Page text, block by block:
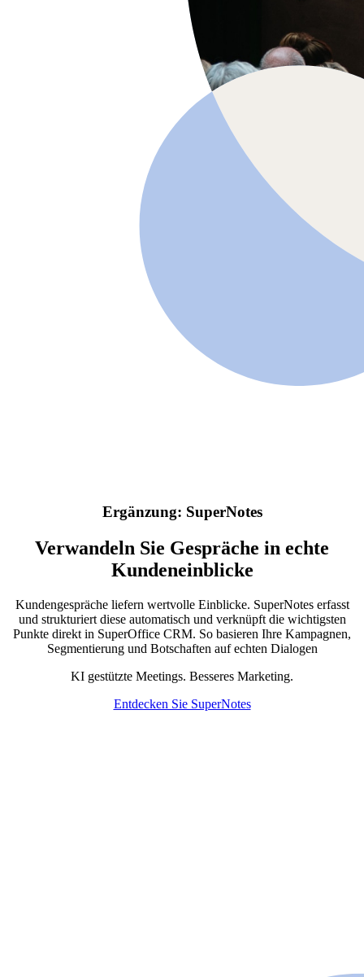
Ergänzung: SuperNotes
Verwandeln Sie Gespräche in echte
Kundeneinblicke
Kundengespräche liefern wertvolle Einblicke. SuperNotes erfasst
und strukturiert diese automatisch und verknüpft die wichtigsten
Punkte direkt in SuperOffice CRM. So basieren Ihre Kampagnen,
Segmentierung und Botschaften auf echten Dialogen
KI gestützte Meetings. Besseres Marketing.
Entdecken Sie SuperNotes